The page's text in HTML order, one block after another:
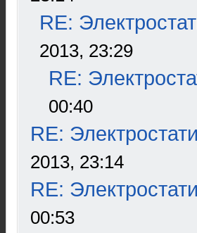
RE:
2013, 23:29
RE:
00:40
RE:
2013, 23:14
RE:
00:53